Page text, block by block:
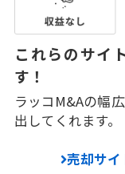
これらのサイ
す！
ラッコM&Aの幅
出してくれます。
売却サイ